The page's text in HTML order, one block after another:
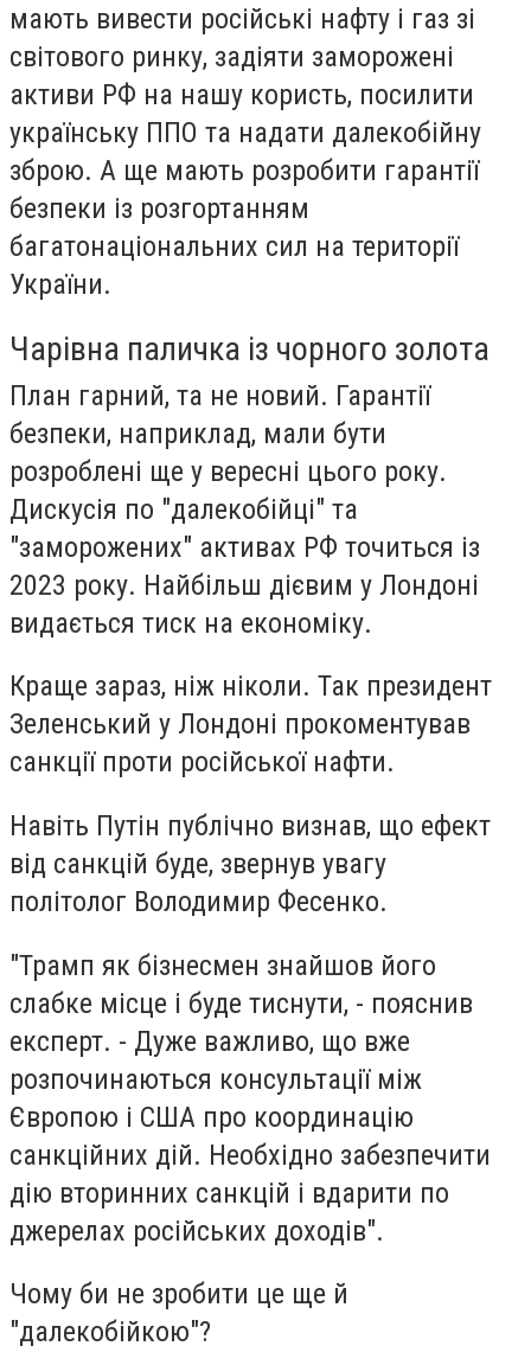
мають вивести російські нафту і газ зі
світового ринку, задіяти заморожені
активи РФ на нашу користь, посилити
українську ППО та надати далекобійну
зброю. А ще мають розробити гарантії
безпеки із розгортанням
багатонаціональних сил на території
України.
Чарівна паличка із чорного золота
План гарний, та не новий. Гарантії
безпеки, наприклад, мали бути
розроблені ще у вересні цього року.
Дискусія по "далекобійці" та
"заморожених" активах РФ точиться із
2023 року. Найбільш дієвим у Лондоні
видається тиск на економіку.
Краще зараз, ніж ніколи. Так президент
Зеленський у Лондоні прокоментував
санкції проти російської нафти.
Навіть Путін публічно визнав, що ефект
від санкцій буде, звернув увагу
політолог Володимир Фесенко.
"Трамп як бізнесмен знайшов його
слабке місце і буде тиснути, - пояснив
експерт. - Дуже важливо, що вже
розпочинаються консультації між
Європою і США про координацію
санкційних дій. Необхідно забезпечити
дію вторинних санкцій і вдарити по
джерелах російських доходів".
Чому би не зробити це ще й
"далекобійкою"?